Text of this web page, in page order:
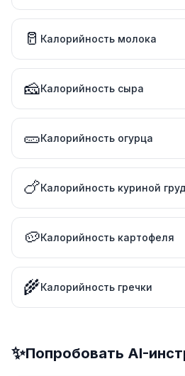
🥛 Калорийность молока
🧀Калорийность сыра
🥒Калорийность огурца
🍗Калорийность куриной
🥔Калорийность картофеля
🌾Калорийность гречки
✨Попробовать AI-